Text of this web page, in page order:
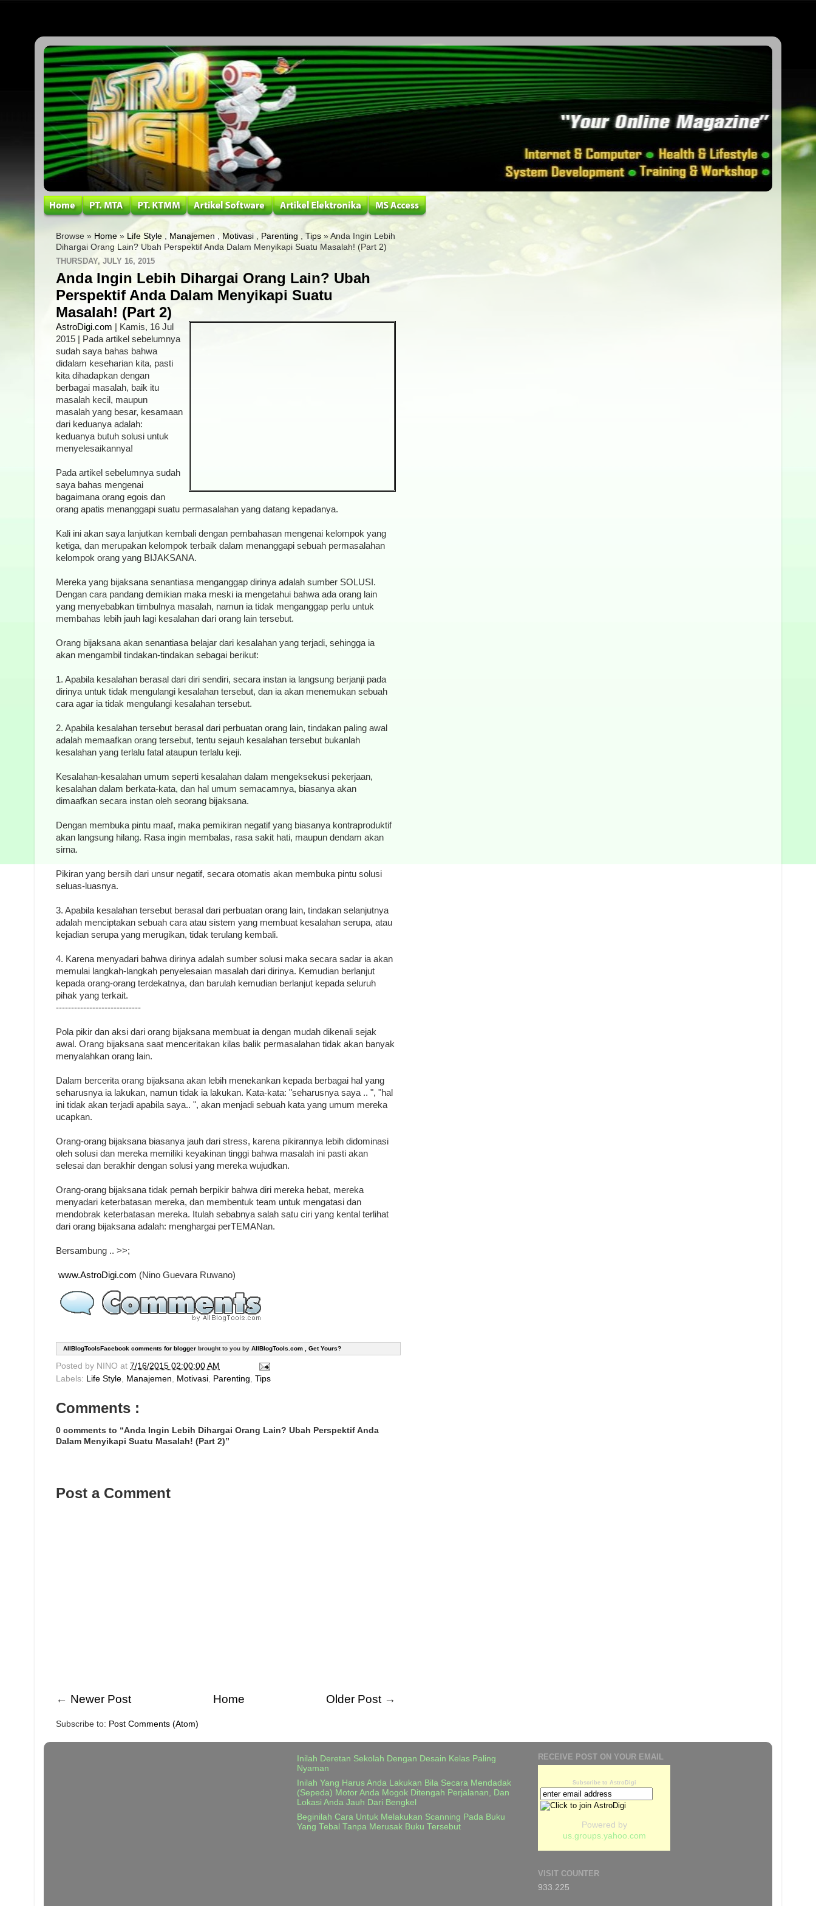
Browse » Home » Life Style Manajemen,Motivasi Parenting Tips » Anda Ingin Lebih
Dihargai Orang Lain? Ubah Perspektif Anda Dalam Menyikapi Suatu Masalah! (Part 2)
THURSDAY, JULY 16, 2015
Anda Ingin Lebih Dihargai Orang Lain? Ubah
Perspektif Anda Dalam Menyikapi Suatu
Masalah! (Part 2)
AstroDigi.com | Kamis, 16 Jul
2015 | Pada artikel sebelumnya
sudah saya bahas bahwa
didalam keseharian kita, pasti
kita dihadapkan dengan
berbagai masalah, baik itu
masalah kecil, maupun
masalah yang besar, kesamaan
dari keduanya adalah:
keduanya butuh solusi untuk
menyelesaikannya!
Pada artikel sebelumnya sudah
saya bahas mengenai
bagaimana orang egois dan
orang apatis menanggapi suatu permasalahan yang datang kepadanya.
Kali ini akan saya lanjutkan kembali dengan pembahasan mengenai kelompok yang
ketiga, dan merupakan kelompok terbaik dalam menanggapi sebuah permasalahan
kelompok orang yang BIJAKSANA.
Mereka yang bijaksana senantiasa menganggap dirinya adalah sumber SOLUSI.
Dengan cara pandang demikian maka meski ia mengetahui bahwa ada orang lain
yang menyebabkan timbulnya masalah, namun ia tidak menganggap perlu untuk
membahas lebih jauh lagi kesalahan dari orang lain tersebut.
Orang bijaksana akan senantiasa belajar dari kesalahan yang terjadi, sehingga ia
akan mengambil tindakan-tindakan sebagai berikut:
1. Apabila kesalahan berasal dari diri sendiri, secara instan ia langsung berjanji pada
dirinya untuk tidak mengulangi kesalahan tersebut, dan ia akan menemukan sebuah
cara agar ia tidak mengulangi kesalahan tersebut.
2. Apabila kesalahan tersebut berasal dari perbuatan orang lain, tindakan paling awal
adalah memaafkan orang tersebut, tentu sejauh kesalahan tersebut bukanlah
kesalahan yang terlalu fatal ataupun terlalu keji.
Kesalahan-kesalahan umum seperti kesalahan dalam mengeksekusi pekerjaan,
kesalahan dalam berkata-kata, dan hal umum semacamnya, biasanya akan
dimaafkan secara instan oleh seorang bijaksana.
Dengan membuka pintu maaf, maka pemikiran negatif yang biasanya kontraproduktif
akan langsung hilang. Rasa ingin membalas, rasa sakit hati, maupun dendam akan
sirna.
Pikiran yang bersih dari unsur negatif, secara otomatis akan membuka pintu solusi
seluas-luasnya.
3. Apabila kesalahan tersebut berasal dari perbuatan orang lain, tindakan selanjutnya
adalah menciptakan sebuah cara atau sistem yang membuat kesalahan serupa, atau
kejadian serupa yang merugikan, tidak terulang kembali.
4. Karena menyadari bahwa dirinya adalah sumber solusi maka secara sadar ia akan
memulai langkah-langkah penyelesaian masalah dari dirinya. Kemudian berlanjut
kepada orang-orang terdekatnya, dan barulah kemudian berlanjut kepada seluruh
pihak yang terkait.
----------------------------
Pola pikir dan aksi dari orang bijaksana membuat ia dengan mudah dikenali sejak
awal. Orang bijaksana saat menceritakan kilas balik permasalahan tidak akan banyak
menyalahkan orang lain.
Dalam bercerita orang bijaksana akan lebih menekankan kepada berbagai hal yang
seharusnya ia lakukan, namun tidak ia lakukan. Kata-kata: "seharusnya saya .. ", "hal
ini tidak akan terjadi apabila saya.. ", akan menjadi sebuah kata yang umum mereka
ucapkan.
Orang-orang bijaksana biasanya jauh dari stress, karena pikirannya lebih didominasi
oleh solusi dan mereka memiliki keyakinan tinggi bahwa masalah ini pasti akan
selesai dan berakhir dengan solusi yang mereka wujudkan.
Orang-orang bijaksana tidak pernah berpikir bahwa diri mereka hebat, mereka
menyadari keterbatasan mereka, dan membentuk team untuk mengatasi dan
mendobrak keterbatasan mereka. Itulah sebabnya salah satu ciri yang kental terlihat
dari orang bijaksana adalah: menghargai perTEMANan.
Bersambung .. >>;
www.AstroDigi.com (Nino Guevara Ruwano)
AllBlogToolsFacebook comments for blogger brought to you by AllBlogTools.com , Get Yours?
Posted by NINO at 7/16/2015 02:00:00 AM
Labels: Life Style, Manajemen, Motivasi, Parenting, Tips
Comments :
0 comments to “Anda Ingin Lebih Dihargai Orang Lain? Ubah Perspektif Anda
Dalam Menyikapi Suatu Masalah! (Part 2)”
Post a Comment
← Newer Post Older Post→
Home
Subscribe to: Post Comments (Atom)
Inilah Deretan Sekolah Dengan Desain Kelas Paling
Nyaman
Inilah Yang Harus Anda Lakukan Bila Secara Mendadak
(Sepeda) Motor Anda Mogok Ditengah Perjalanan, Dan
Lokasi Anda Jauh Dari Bengkel
Beginilah Cara Untuk Melakukan Scanning Pada Buku
Yang Tebal Tanpa Merusak Buku Tersebut
RECEIVE POST ON YOUR EMAIL
Subscribe to AstroDigi
Powered by
us.groups.yahoo.com
VISIT COUNTER
933.225